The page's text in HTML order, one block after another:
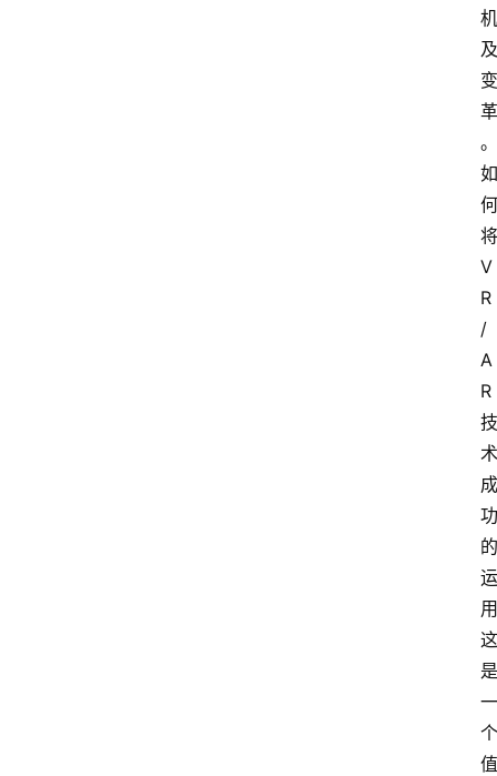
机
及
变
革
。
如
何
将
V
R
/
A
R
技
术
成
功
的
运
用
这
是
一
个
值